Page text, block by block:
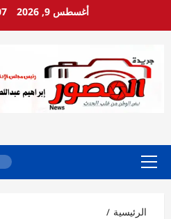
أغسطس 9, 2026
القائمة
الرئيسية